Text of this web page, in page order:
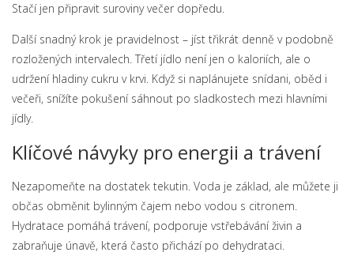
Stačí jen připravit suroviny večer dopředu.
Další snadný krok je pravidelnost – jíst třikrát denně v podobně
rozložených intervalech. Třetí jídlo není jen o kaloriích, ale o
udržení hladiny cukru v krvi. Když si naplánujete snídani, oběd i
večeři, snížíte pokušení sáhnout po sladkostech mezi hlavními
jídly.
Klíčové návyky pro energii a trávení
Nezapomeňte na dostatek tekutin. Voda je základ, ale můžete ji
občas obměnit bylinným čajem nebo vodou s citronem.
Hydratace pomáhá trávení, podporuje vstřebávání živin a
zabraňuje únavě, která často přichází po dehydrataci.